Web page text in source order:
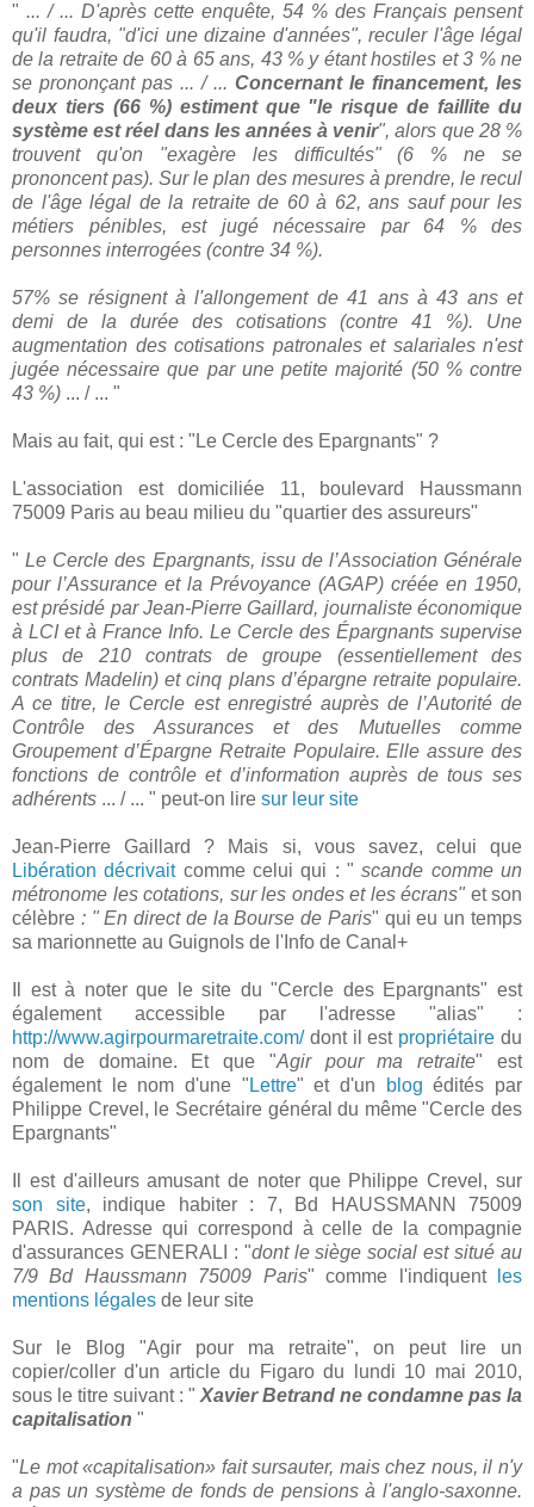
" ... / ... D'après cette enquête, 54 % des Français pensent
qu'il faudra, "d'ici une dizaine d'années", reculer l'âge légal
de la retraite de 60 à 65 ans, 43 % y étant hostiles et 3 % ne
se prononçant pas ... / ... Concernant le financement, les
deux tiers (66 %) estiment que "le risque de faillite du
système est réel dans les années à venir", alors que 28 %
trouvent qu'on "exagère les difficultés" (6 % ne se
prononcent pas). Sur le plan des mesures à prendre, le recul
de l'âge légal de la retraite de 60 à 62, ans sauf pour les
métiers pénibles, est jugé nécessaire par 64 % des
personnes interrogées (contre 34 %).
57% se résignent à l'allongement de 41 ans à 43 ans et
demi de la durée des cotisations (contre 41 %). Une
augmentation des cotisations patronales et salariales n'est
jugée nécessaire que par une petite majorité (50 % contre
43 %) ... / ... "
Mais au fait, qui est : "Le Cercle des Epargnants" ?
L'association est domiciliée 11, boulevard Haussmann
75009 Paris au beau milieu du "quartier des assureurs"
"Le Cercle des Epargnants, issu de l’Association Générale
pour l’Assurance et la Prévoyance (AGAP) créée en 1950,
est présidé par Jean-Pierre Gaillard, journaliste économique
à LCI et à France Info. Le Cercle des Épargnants supervise
plus de 210 contrats de groupe (essentiellement des
contrats Madelin) et cinq plans d’épargne retraite populaire.
A ce titre, le Cercle est enregistré auprès de l’Autorité de
Contrôle des Assurances et des Mutuelles comme
Groupement d’Épargne Retraite Populaire. Elle assure des
fonctions de contrôle et d’information auprès de tous ses
adhérents ... / ... " peut-on lire sur leur site
Jean-Pierre Gaillard ? Mais si, vous savez, celui que
Libération décrivaitcomme celui qui : "scande comme un
métronome les cotations, sur les ondes et les écrans" et son
célèbre : " En direct de la Bourse de Paris" qui eu un temps
sa marionnette au Guignols de l'Info de Canal+
Il est à noter que le site du "Cercle des Epargnants" est
également accessible par l'adresse "alias" :
http://www.agirpourmaretraite.com/dont il est propriétaire du
nom de domaine. Et que "Agir pour ma retraite" est
également le nom d'une " Lettre" et d'un blog édités par
Philippe Crevel, le Secrétaire général du même "Cercle des
Epargnants"
Il est d'ailleurs amusant de noter que Philippe Crevel, sur
son site, indique habiter : 7, Bd HAUSSMANN 75009
PARIS. Adresse qui correspond à celle de la compagnie
d'assurances GENERALI : "dont le siège social est situé au
7/9 Bd Haussmann 75009 Paris" comme l'indiquent
les
mentions légales de leur site
Sur le Blog "Agir pour ma retraite", on peut lire un
copier/coller d'un article du Figaro du lundi 10 mai 2010,
sous le titre suivant : " Xavier Betrand ne condamne pas la
capitalisation "
"Le mot «capitalisation» fait sursauter, mais chez nous, il n'y
a pas un système de fonds de pensions à l'anglo-saxonne.